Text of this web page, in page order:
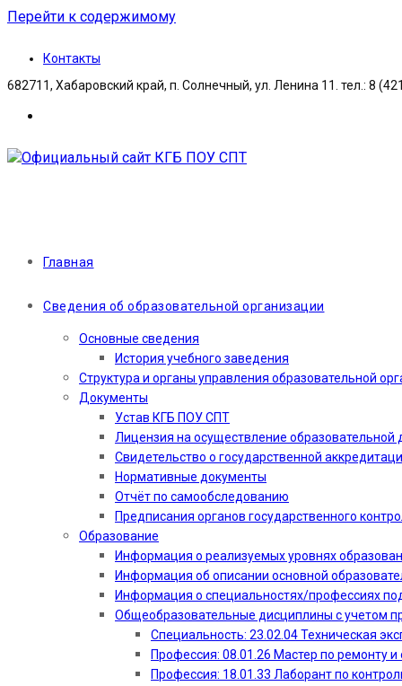
Перейти к содержимому
Контакты
682711, Хабаровский край, п. Солнечный, ул. Ленина 11. тел.: 8
Главная
Сведения об образовательной организации
Основные сведения
История учебного заведения
Структура и органы управления образовательной
Документы
Устав КГБ ПОУ СПТ
Лицензия на осуществление образовательной
Свидетельство о государственной
Нормативные документы
Отчёт по самообследованию
Предписания органов государственного
Образование
Информация о реализуемых уровнях
Информация об описании основной
Информация о специальностях/профессиях
Общеобразовательные дисциплины с учетом
Специальность: 23.02.04 Техническая
Профессия: 08.01.26 Мастер по ремонту
Профессия: 18.01.33 Лаборант по